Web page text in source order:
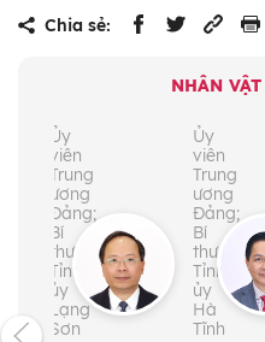
Chia sẻ:
NHÂN
Ủy
viên
Trung
ương
Đảng;
Bí
thư
Tỉnh
ủy
Lạng
Sơn
Ủy
viên
Trung
ương
Đảng;
Bí
thư
Tỉnh
ủy
Hà
Tĩnh